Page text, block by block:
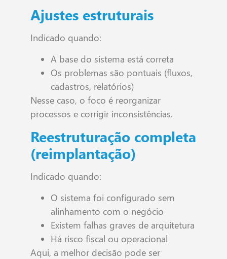
Ajustes estruturais
Indicado quando:
A base do sistema está correta
Os problemas são pontuais (fluxos,
cadastros, relatórios)
Nesse caso, o foco é reorganizar
processos e corrigir inconsistências.
Reestruturação completa
(reimplantação)
Indicado quando:
O sistema foi configurado sem
alinhamento com o negócio
Existem falhas graves de arquitetura
Há risco fiscal ou operacional
Aqui, a melhor decisão pode ser